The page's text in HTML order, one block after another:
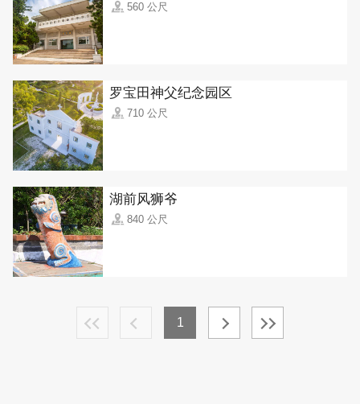
560 公尺
罗宝田神父纪念园区
710 公尺
湖前风狮爷
840 公尺
1